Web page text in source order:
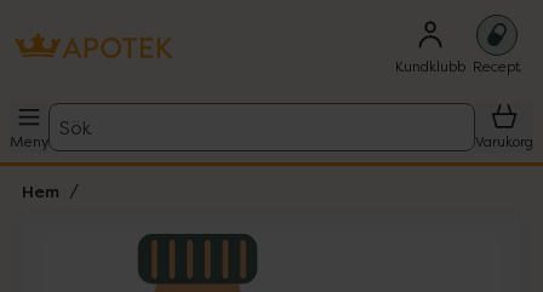
Kundklubb Recept
Meny
Sök
Varukorg
Hem
Lista: . Innehåller 1 objekt.